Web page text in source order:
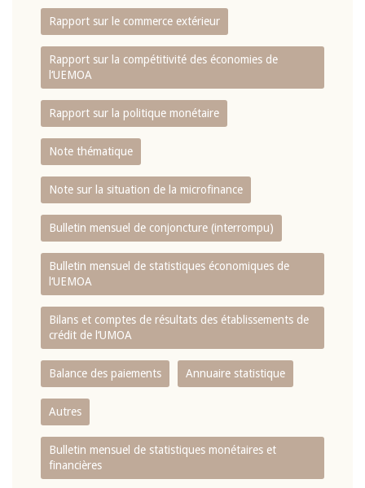
Rapport sur le commerce extérieur
Rapport sur la compétitivité des économies de
l‘UEMOA
Rapport sur la politique monétaire
Note thématique
Note sur la situation de la microfinance
Bulletin mensuel de conjoncture (interrompu)
Bulletin mensuel de statistiques économiques de
l‘UEMOA
Bilans et comptes de résultats des établissements de
crédit de l‘UMOA
Balance des paiements Annuaire statistique
Autres
Bulletin mensuel de statistiques monétaires et
financières